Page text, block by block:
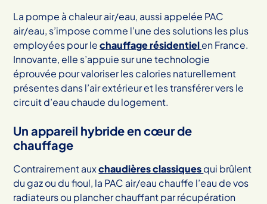
La pompe à chaleur air/eau, aussi appelée PAC
air/eau, s’impose comme l’une des solutions les plus
employées pour lechauffage résidentielen France.
Innovante, elle s’appuie sur une technologie
éprouvée pour valoriser les calories naturellement
présentes dans l’air extérieur et les transférer vers le
circuit d’eau chaude du logement.
Un appareil hybride en cœur de
chauffage
Contrairement auxchaudières classiquesqui brûlent
du gaz ou du fioul, la PAC air/eau chauffe l’eau de vos
radiateurs ou plancher chauffant par récupération